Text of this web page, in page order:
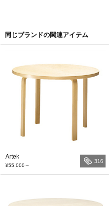
同じブランドの関連アイテム
Artek
¥55,000～
316